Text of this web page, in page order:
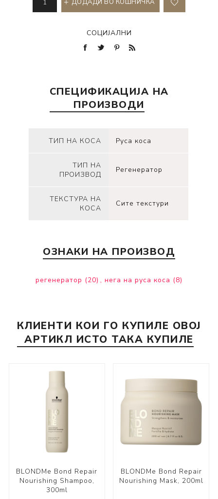
ДОДАДИ ВО КОШНИЧКА
СОЦИЈАЛНИ
СПЕЦИФИКАЦИЈА НА
ПРОИЗВОДИ
ТИП НА КОСА Руса коса
ТИП НА
ПРОИЗВОД
Регенератор
ТЕКСТУРА НА
КОСА
Сите текстури
ОЗНАКИ НА ПРОИЗВОД
регенератор (20) , нега на руса коса (8)
КЛИЕНТИ КОИ ГО КУПИЛЕ ОВОЈ
АРТИКЛ ИСТО ТАКА КУПИЛЕ
BLONDMe Bond Repair
Nourishing Shampoo,
300ml
BLONDMe Bond Repair
Nourishing Mask, 200ml